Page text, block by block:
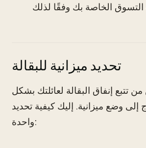
تحديد ميزانية للبقالة
تتبع إنفاق البقالة لعائلتك بشكل
إلى وضع ميزانية. إليك كيفية تحديد
واحدة: